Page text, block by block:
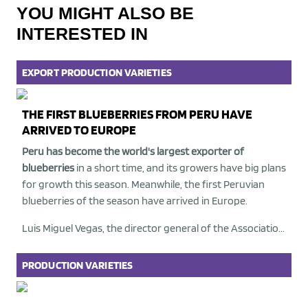
YOU MIGHT ALSO BE
INTERESTED IN
EXPORTPRODUCTIONVARIETIES
THE FIRST BLUEBERRIES FROM PERU HAVE
ARRIVED TO EUROPE
Peru has become the world's largest exporter of
blueberries in a short time, and its growers have big plans
for growth this season. Meanwhile, the first Peruvian
blueberries of the season have arrived in Europe.
Luis Miguel Vegas, the director general of the Associatio...
PRODUCTIONVARIETIES